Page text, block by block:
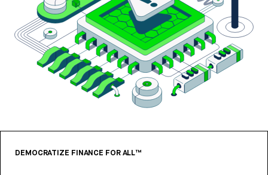
DEMOCRATIZE FINANCE FOR ALL™